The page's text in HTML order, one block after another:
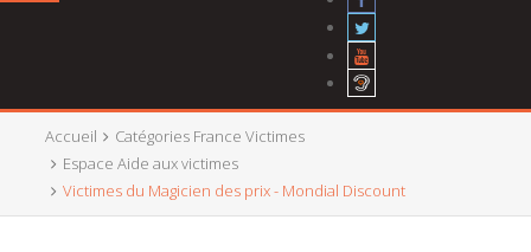
Accueil
Catégories France Victimes
Espace Aide aux victimes
Victimes du Magicien des prix - Mondial Discount